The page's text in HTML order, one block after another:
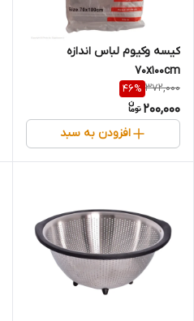
کیسه وکیوم لباس اندازه
70x100cm
372,000
46%
200,000
افزودن به سبد